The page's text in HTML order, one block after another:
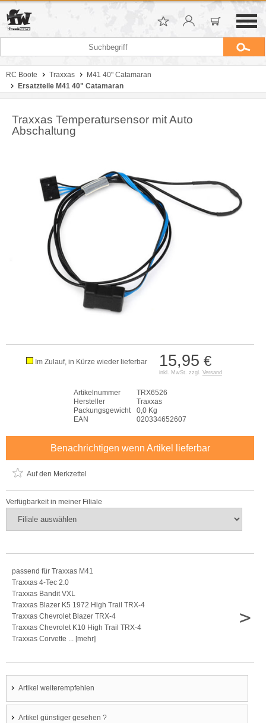
RC Boote Traxxas
M41 40" Catamaran
Ersatzteile M41 40" Catamaran
Traxxas Temperatursensor mit Auto
Abschaltung
15,95 €
inkl. MwSt. zzgl. Versand
Im Zulauf, in Kürze wieder lieferbar
Artikelnummer
TRX6526
Hersteller
Traxxas
Packungsgewicht
0,0 Kg
EAN
020334652607
Benachrichtigen wenn Artikel lieferbar
Auf den Merkzettel
Verfügbarkeit in meiner Filiale
passend für Traxxas M41
Traxxas 4-Tec 2.0
Traxxas Bandit VXL
Traxxas Blazer K5 1972 High Trail TRX-4
Traxxas Chevrolet Blazer TRX-4
Traxxas Chevrolet K10 High Trail TRX-4
Traxxas Corvette ... [mehr]
>
Artikel weiterempfehlen
Artikel günstiger gesehen ?